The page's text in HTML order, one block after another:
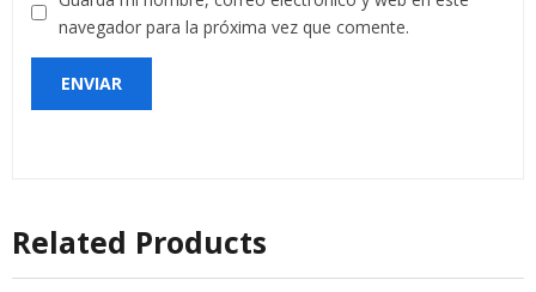
navegador para la próxima vez que comente.
Related Products